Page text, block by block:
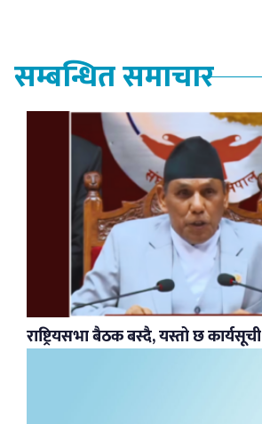
सम्बन्धित समाचार
राष्ट्रियसभा बैठक बस्दै, यस्तो छ कार्यसूची